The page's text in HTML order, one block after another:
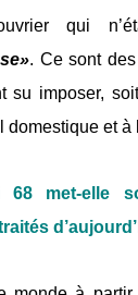
qui
. Ce sont
su imposer,
et à
68 met-elle